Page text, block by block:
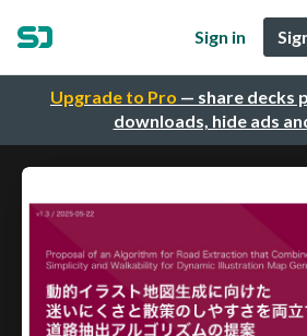
Upgrade to Pro — share decks
downloads, hide ads
Sign in